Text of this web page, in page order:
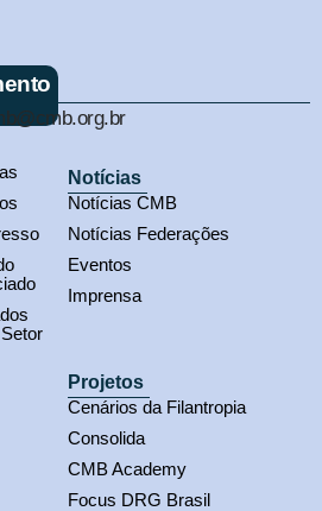
Notícias
Notícias CMB
Notícias Federações
Eventos
Imprensa
Projetos
Cenários da Filantropia
Consolida
CMB Academy
Focus DRG Brasil